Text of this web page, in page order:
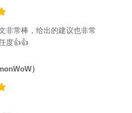
非常棒，给出的建议也非常
度👍👍
）